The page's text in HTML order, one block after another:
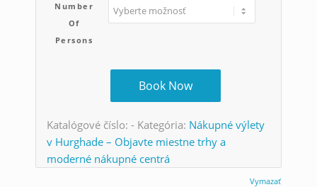
Number
Of
Persons
Vymazať
Book Now
Katalógové číslo: - Kategória: Nákupné výlety
v Hurghade – Objavte miestne trhy a
moderné nákupné centrá